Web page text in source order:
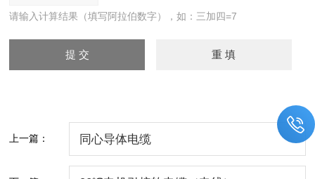
请输入计算结果（填写阿拉伯数字），如：三加四=7
上一篇： 同心导体电缆